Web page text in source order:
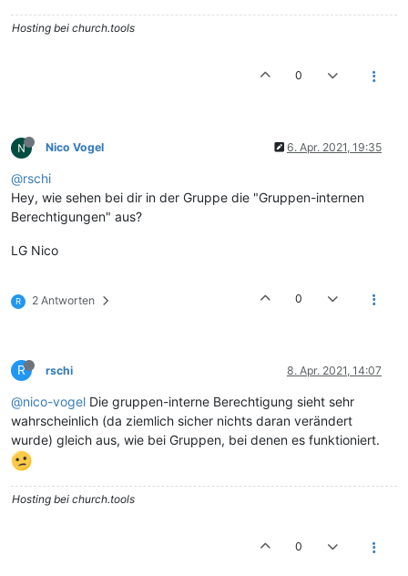
Hosting bei church.tools
0
Nico Vogel 6. Apr. 2021, 19:35
@rschi
Hey, wie sehen bei dir in der Gruppe die "Gruppen-internen
Berechtigungen" aus?
LG Nico
R 2 Antworten 0
R rschi 8. Apr. 2021, 14:07
@nico-vogel Die gruppen-interne Berechtigung sieht sehr
wahrscheinlich (da ziemlich sicher nichts daran verändert
wurde) gleich aus, wie bei Gruppen, bei denen es funktioniert.
Hosting bei church.tools
0